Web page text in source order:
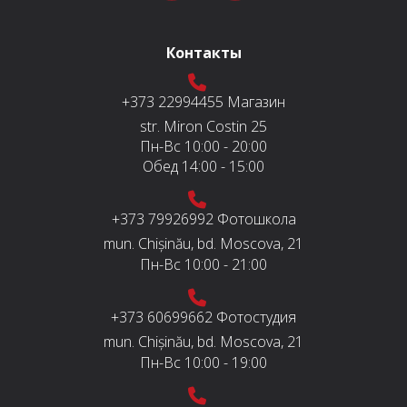
Контакты
+373 22994455 Магазин
str. Miron Costin 25
Пн-Вс 10:00 - 20:00
Обед 14:00 - 15:00
+373 79926992 Фотошкола
mun. Chișinău, bd. Moscova, 21
Пн-Вс 10:00 - 21:00
+373 60699662 Фотостудия
mun. Chișinău, bd. Moscova, 21
Пн-Вс 10:00 - 19:00